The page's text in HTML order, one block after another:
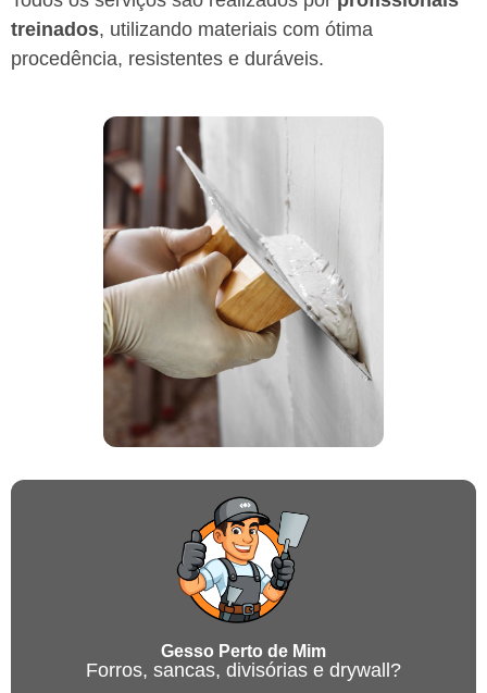
treinados, utilizando materiais com ótima
procedência, resistentes e duráveis.
Gesso Perto de Mim
Forros, sancas, divisórias e drywall?